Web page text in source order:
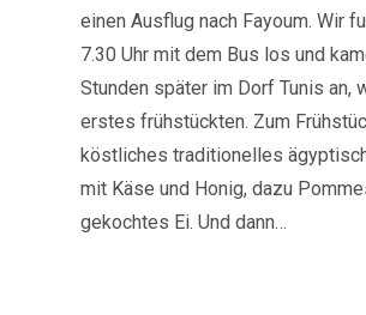
einen Ausflug nach Fayoum. Wir
7.30 Uhr mit dem Bus los und
Stunden später im Dorf Tunis an,
erstes frühstückten. Zum
köstliches traditionelles
mit Käse und Honig, dazu
gekochtes Ei. Und dann…